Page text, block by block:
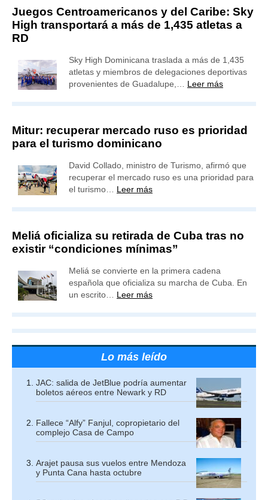
Juegos Centroamericanos y del Caribe: Sky
High transportará a más de 1,435 atletas a
RD
Sky High Dominicana traslada a más de 1,435
atletas y miembros de delegaciones deportivas
provenientes de Guadalupe,… Leer más
Mitur: recuperar mercado ruso es prioridad
para el turismo dominicano
David Collado, ministro de Turismo, afirmó que
recuperar el mercado ruso es una prioridad para
el turismo… Leer más
Meliá oficializa su retirada de Cuba tras no
existir “condiciones mínimas”
Meliá se convierte en la primera cadena
española que oficializa su marcha de Cuba. En
un escrito… Leer más
Lo más leído
JAC: salida de JetBlue podría aumentar
boletos aéreos entre Newark y RD
Fallece “Alfy” Fanjul, copropietario del
complejo Casa de Campo
Arajet pausa sus vuelos entre Mendoza
y Punta Cana hasta octubre